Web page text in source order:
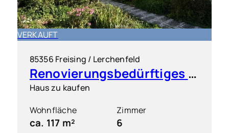
VERKAUFT
85356 Freising / Lerchenfeld
Renovierungsbedürftiges Reihenhaus in ruhiger Lage von Freising Lerchenfeld
Haus zu kaufen
Wohnfläche
ca. 117 m²
Zimmer
6